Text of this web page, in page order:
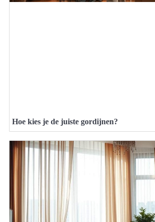
Hoe kies je de juiste gordijnen?